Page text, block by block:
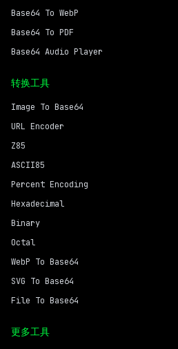
Base64 To WebP
Base64 To PDF
Base64 Audio Player
转换工具
Image To Base64
URL Encoder
Z85
ASCII85
Percent Encoding
Hexadecimal
Binary
Octal
WebP To Base64
SVG To Base64
File To Base64
更多工具